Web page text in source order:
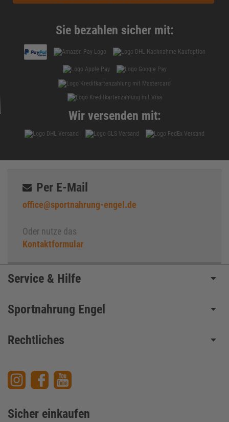
Sie bezahlen sicher mit:
Wir versenden mit:
Per E-Mail
office@sportnahrung-engel.de
Oder nutze das
Kontaktformular
Service & Hilfe
Sportnahrung Engel
Rechtliches
Sicher einkaufen